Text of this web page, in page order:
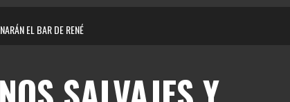
EL BAR DE RENÉ